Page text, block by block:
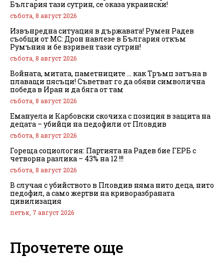
България тази сутрин, се оказа украински!
събота, 8 август 2026
Извънредна ситуация в държавата! Румен Радев
съобщи от МС: Дрон навлезе в България откъм
Румъния и бе взривен тази сутрин!
събота, 8 август 2026
Войната, митата, паметниците … как Тръмп затъна в
плаващи пясъци! Съветват го да обяви символична
победа в Иран и да бяга от там
събота, 8 август 2026
Емануела и Карбовски скочиха с позиция в защита на
децата – убийци на педофили от Пловдив
събота, 8 август 2026
Гореща социология: Партията на Радев бие ГЕРБ с
четворна разлика – 43% на 12 !!!
събота, 8 август 2026
В случая с убийството в Пловдив няма нито деца, нито
педофил, а само жертви на криворазбраната
цивилизация
петък, 7 август 2026
Прочетете още